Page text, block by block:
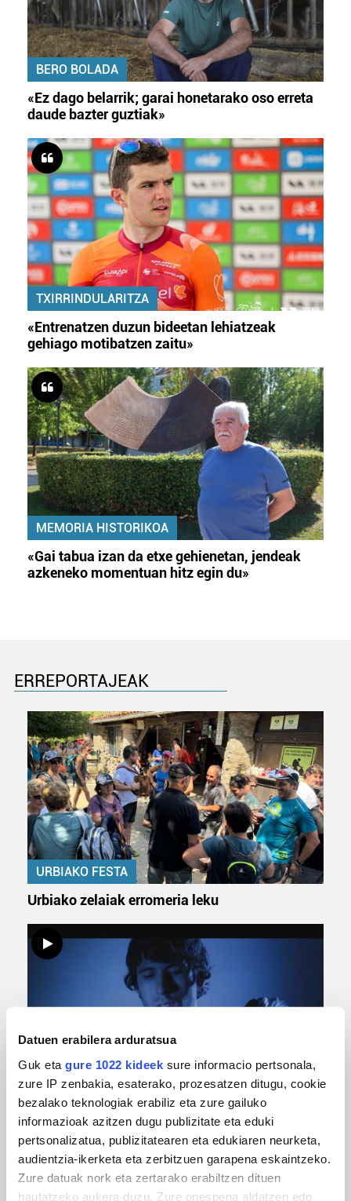
Datuen erabilera arduratsua
Guk eta gure 1022 kideek sure informacio pertsonala,
zure IP zenbakia, esaterako, prozesatzen ditugu, cookie
bezalako teknologiak erabiliz eta zure gailuko
informazioak azitzen dugu publizitate eta eduki
pertsonalizatua, publizitatearen eta edukiaren neurketa,
audientzia-ikerketa eta zerbitzuen garapena eskaintzeko.
Zure datuak nork eta zertarako erabiltzen dituen
hautatzeko aukera duzu. Zure onespena aldatzen edo
BERO BOLADA
«Ez dago belarrik; garai honetarako oso erreta
daude bazter guztiak»
TXIRRINDULARITZA
«Entrenatzen duzun bideetan lehiatzeak
gehiago motibatzen zaitu»
MEMORIA HISTORIKOA
«Gai tabua izan da etxe gehienetan, jendeak
azkeneko momentuan hitz egin du»
ERREPORTAJEAK
URBIAKO FESTA
Urbiako zelaiak erromeria leku
MUSIKA
Odik berria ezagutzeko aukera 'KimiK' eta
'Amaaaa!' abestiekin